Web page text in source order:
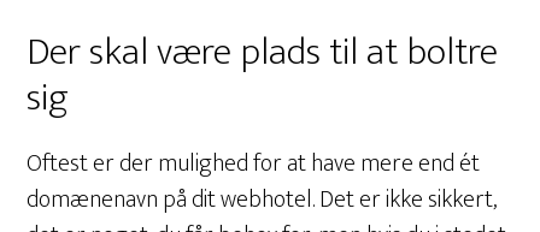
Der skal være plads til at boltre
sig
Oftest er der mulighed for at have mere end ét
domænenavn på dit webhotel. Det er ikke sikkert,